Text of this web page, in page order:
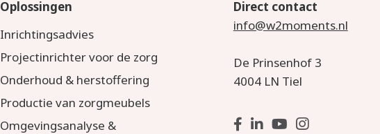
Oplossingen
Inrichtingsadvies
Projectinrichter voor de zorg
Onderhoud & herstoffering
Productie van zorgmeubels
Omgevingsanalyse &
Direct contact
info@w2moments.nl
De Prinsenhof 3
4004 LN Tiel